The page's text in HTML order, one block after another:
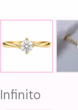
Infinito